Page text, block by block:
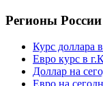
Регионы России
Курс доллара
Евро курс в
Доллар на